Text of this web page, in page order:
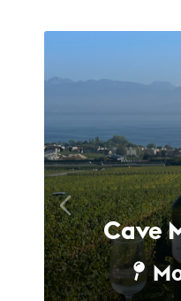
Cave